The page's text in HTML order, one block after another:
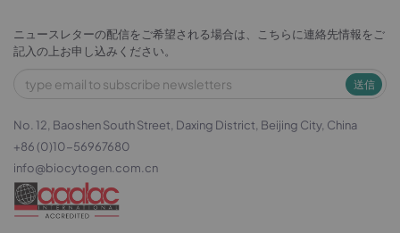
ニュースレターの配信をご希望される場合は、こちらに連絡先情報をご
記入の上お申し込みください。
送信
No. 12, Baoshen South Street, Daxing District, Beijing City, China
+86 (0)10-56967680
info@biocytogen.com.cn